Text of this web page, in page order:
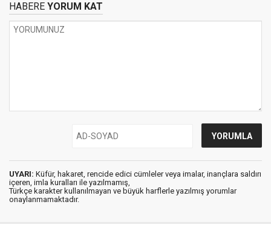
HABERE YORUM KAT
UYARI: Küfür, hakaret, rencide edici cümleler veya imalar, inançlara saldırı
içeren, imla kuralları ile yazılmamış,
Türkçe karakter kullanılmayan ve büyük harflerle yazılmış yorumlar
onaylanmamaktadır.